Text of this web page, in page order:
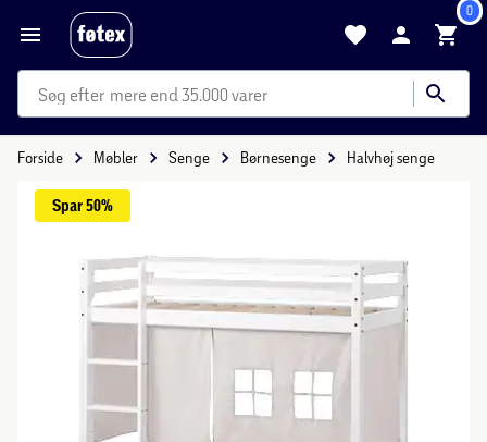
0
mere end 35.000 varer
Forside Møbler Senge Børnesenge Halvhøj senge
Spar 50%